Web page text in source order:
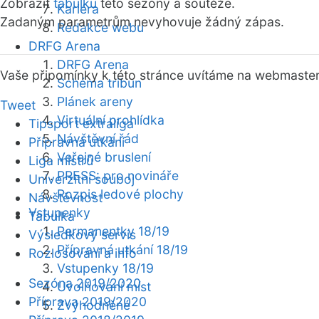
Kariéra
Redakce webu
DRFG Arena
DRFG Arena
Schéma tribun
Plánek areny
Virtuální prohlídka
Návštěvní řád
Veřejné bruslení
PRESS: pro novináře
Rozpis ledové plochy
Vstupenky
Permanentky 18/19
Přípravná utkání 18/19
Vstupenky 18/19
Uvolňování míst
Zvýhodněné
Zobrazit tabulku této sezóny a soutěže.
Zadaným parametrům nevyhovuje žádný zápas.
Vaše připomínky k této stránce uvítáme na webmaster
Tweet
Tipsport extraliga
Přípravná utkání
Liga mistrů
Univerzitní souboj
Návštěvnost
Tabulka
Výsledkový servis
Rozlosování a info
Sezóna 2019/2020
Příprava 2019/2020